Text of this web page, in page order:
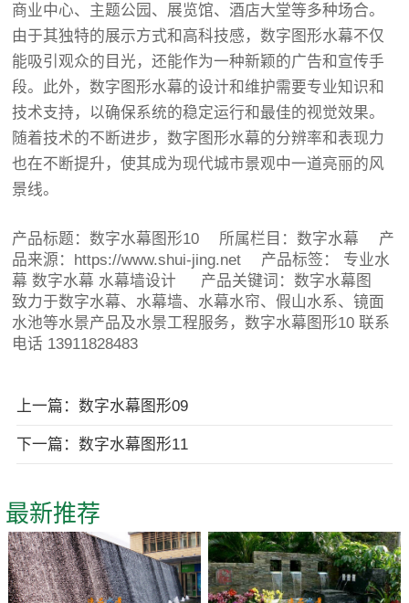
商业中心、主题公园、展览馆、酒店大堂等多种场合。
由于其独特的展示方式和高科技感，数字图形水幕不仅
能吸引观众的目光，还能作为一种新颖的广告和宣传手
段。此外，数字图形水幕的设计和维护需要专业知识和
技术支持，以确保系统的稳定运行和最佳的视觉效果。
随着技术的不断进步，数字图形水幕的分辨率和表现力
也在不断提升，使其成为现代城市景观中一道亮丽的风
景线。
产品标题：数字水幕图形10 所属栏目：数字水幕 产
品来源：https://www.shui-jing.net 产品标签： 专业水
幕 数字水幕 水幕墙设计 产品关键词：数字水幕图
致力于数字水幕、水幕墙、水幕水帘、假山水系、镜面
水池等水景产品及水景工程服务，数字水幕图形10 联系
电话 13911828483
上一篇：数字水幕图形09
下一篇：数字水幕图形11
最新推荐